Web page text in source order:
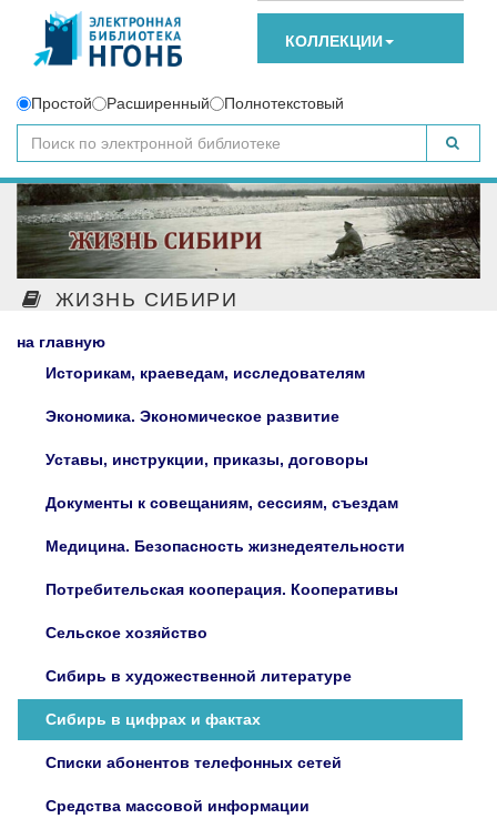
КОЛЛЕКЦИИ
Простой Расширенный Полнотекстовый
ЖИЗНЬ СИБИРИ
на главную
Историкам, краеведам, исследователям
Экономика. Экономическое развитие
Уставы, инструкции, приказы, договоры
Документы к совещаниям, сессиям, съездам
Медицина. Безопасность жизнедеятельности
Потребительская кооперация. Кооперативы
Сельское хозяйство
Сибирь в художественной литературе
Сибирь в цифрах и фактах
Списки абонентов телефонных сетей
Средства массовой информации